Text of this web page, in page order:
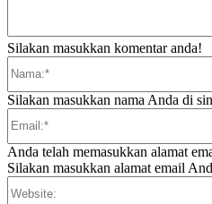
Silakan masukkan komentar anda!
Silakan masukkan nama Anda di
Anda telah memasukkan alamat
Silakan masukkan alamat email